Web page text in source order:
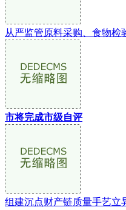
从严监管原料采购、食物检
市将完成市级自评
组建沉点财产链质量手艺立